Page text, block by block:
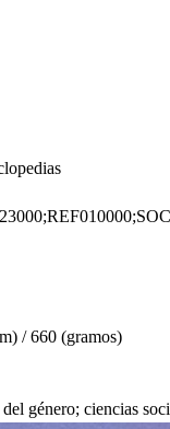
/ 660 (gramos)
género; ciencias